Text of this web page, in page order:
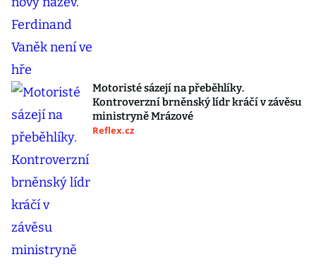
Motoristé sázejí na přeběhlíky.
Kontroverzní brněnský lídr kráčí v závěsu
ministryně Mrázové
Reflex.cz